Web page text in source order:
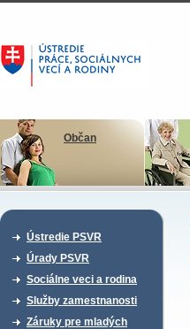
Občan
Ústredie PSVR
Úrady PSVR
Sociálne veci a rodina
Služby zamestnanosti
Záruky pre mladých